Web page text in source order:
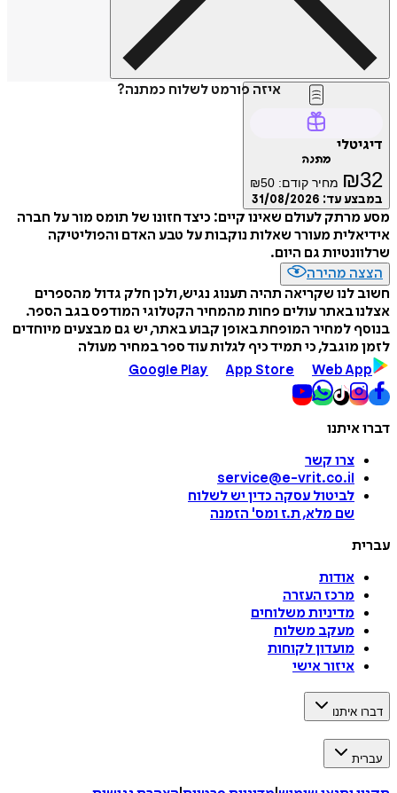
איזה פורמט לשלוח כמתנה?
דיגיטלי
מתנה
₪32 מחיר קודם: ₪50
במבצע עד: 31/08/2026
מסע מרתק לעולם שאינו קיים: כיצד חזונו של תומס מור על חברה
אידיאלית מעורר שאלות נוקבות על טבע האדם והפוליטיקה
שרלוונטיות גם היום.
הצצה מהירה
חשוב לנו שקריאה תהיה תענוג נגיש, ולכן חלק גדול מהספרים
אצלנו באתר עולים פחות מהמחיר הקטלוגי המודפס בגב הספר.
בנוסף למחיר המופחת באופן קבוע באתר, יש גם מבצעים מיוחדים
לזמן מוגבל, כי תמיד כיף לגלות עוד ספר במחיר מעולה
Google Play
App Store Web App
דברו איתנו
צרו קשר
service@e-vrit.co.il
לביטול עסקה כדין יש לשלוח
שם מלא, ת.ז ומס' הזמנה
עברית
אודות
מרכז העזרה
מדיניות משלוחים
מעקב משלוח
מועדון לקוחות
איזור אישי
דברו איתנו
עברית